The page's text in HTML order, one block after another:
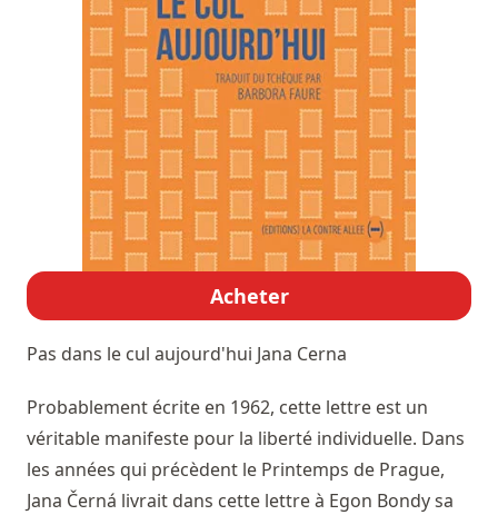
Acheter
Pas dans le cul aujourd'hui Jana Cerna
Probablement écrite en 1962, cette lettre est un
véritable manifeste pour la liberté individuelle. Dans
les années qui précèdent le Printemps de Prague,
Jana Černá livrait dans cette lettre à Egon Bondy sa